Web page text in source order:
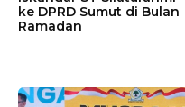
ke DPRD Sumut di Bulan
Ramadan